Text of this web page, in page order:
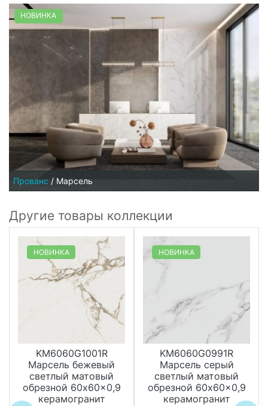
НОВИНКА
Прованс / Марсель
Другие товары коллекции
НОВИНКА
KM6060G1001R
Марсель бежевый
светлый матовый
обрезной 60x60x0,9
керамогранит
НОВИНКА
KM6060G0991R
Марсель серый
светлый матовый
обрезной 60x60x0,9
керамогранит